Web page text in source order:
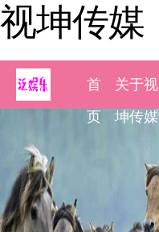
视坤传媒
首
页
关于视
坤传媒